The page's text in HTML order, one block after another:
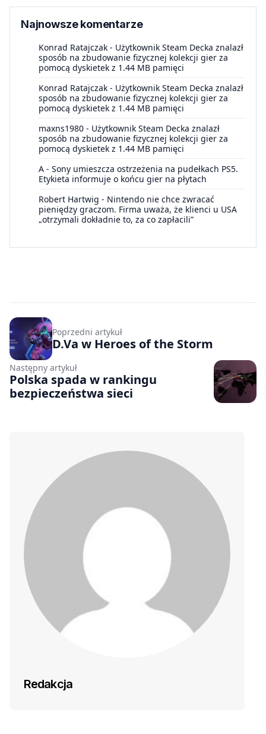
Najnowsze komentarze
Konrad Ratajczak - Użytkownik Steam Decka znalazł
sposób na zbudowanie fizycznej kolekcji gier za
pomocą dyskietek z 1.44 MB pamięci
Konrad Ratajczak - Użytkownik Steam Decka znalazł
sposób na zbudowanie fizycznej kolekcji gier za
pomocą dyskietek z 1.44 MB pamięci
maxns1980 - Użytkownik Steam Decka znalazł
sposób na zbudowanie fizycznej kolekcji gier za
pomocą dyskietek z 1.44 MB pamięci
A - Sony umieszcza ostrzeżenia na pudełkach PS5.
Etykieta informuje o końcu gier na płytach
Robert Hartwig - Nintendo nie chce zwracać
pieniędzy graczom. Firma uważa, że klienci u USA
„otrzymali dokładnie to, za co zapłacili”
Poprzedni artykuł
D.Va w Heroes of the Storm
Następny artykuł
Polska spada w rankingu
bezpieczeństwa sieci
Redakcja